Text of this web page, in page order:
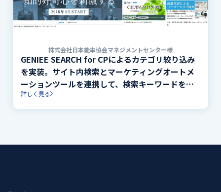
株式会社日本能率協会マネジメントセンター様
GENIEE SEARCH for CPによるカテゴリ絞り込み
を実装。サイト内検索とマーケティングオートメ
ーションツールを連携して、検索キーワードをロ
グとして活用。
詳しく見る